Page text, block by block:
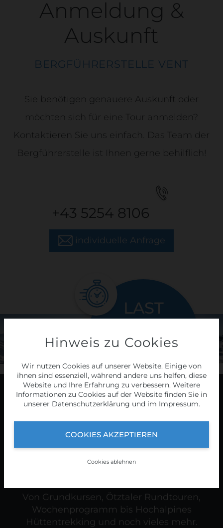
Anmeldung &
Auskunft
BERGFÜHRERSTELLE VENT
Sie benötigen genauere Auskunft oder
möchten sich für eine Tour anmelden?
Kontaktieren Sie uns einfach. Das Team der
Bergführerstelle ist Ihnen gerne behilflich!
+43 5254 8106
individuelle Anfrage
LAST
touren
HIER
Programm
2026/27
Von Grundkursen, Ötztaler Rundtouren,
Wochenprogramm bis Hochalpines
Hüttentrekking und noch vieles mehr.
Hinweis zu Cookies
Wir nutzen Cookies auf unserer Website. Einige von
ihnen sind essenziell, während andere uns helfen, diese
Website und Ihre Erfahrung zu verbessern. Weitere
Informationen zu Cookies auf der Website finden Sie in
unserer Datenschutzerklärung und im Impressum.
COOKIES AKZEPTIEREN
Cookies ablehnen